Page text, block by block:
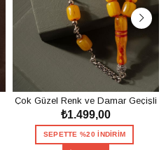
Çok Güzel Renk ve Damar Geçişli
Toz Kehribar Tesbih
₺1.499,00
SEPETTE %20 İNDİRİM